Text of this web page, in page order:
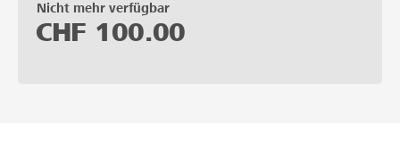
Nicht mehr verfügbar
CHF 100.00